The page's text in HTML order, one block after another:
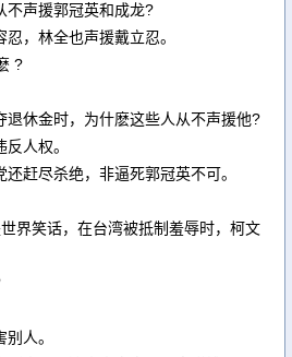
不声援郭冠英和成龙?
，林全也声援戴立忍。
?
退休金时，为什麽这些人从不声援他?
人权。
赶尽杀绝，非逼死郭冠英不可。
界笑话，在台湾被抵制羞辱时，柯文
人。